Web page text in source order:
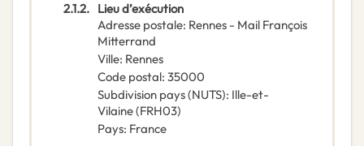
2.1.2. Lieu d’exécution
Adresse postale: Rennes - Mail François
Mitterrand
Ville: Rennes
Code postal: 35000
Subdivision pays (NUTS): Ille-et-
Vilaine(FRH03)
Pays: France